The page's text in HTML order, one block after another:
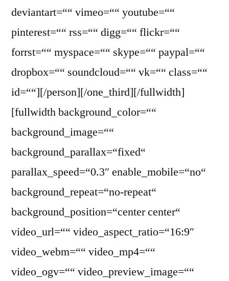
deviantart=““ vimeo=““ youtube=““
pinterest=““ rss=““ digg=““ flickr=““
forrst=““ myspace=““ skype=““ paypal=““
dropbox=““ soundcloud=““ vk=““ class=““
id=““][/person][/one_third][/fullwidth]
[fullwidth background_color=““
background_image=““
background_parallax=“fixed“
parallax_speed=“0.3″ enable_mobile=“no“
background_repeat=“no-repeat“
background_position=“center center“
video_url=““ video_aspect_ratio=“16:9″
video_webm=““ video_mp4=““
video_ogv=““ video_preview_image=““